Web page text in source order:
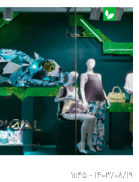
1403/08/19 - 11:45